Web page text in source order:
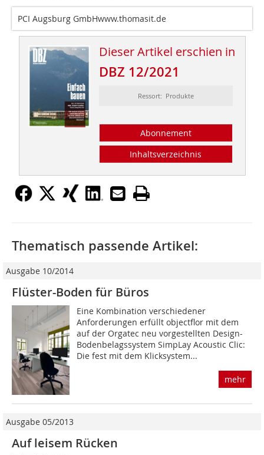
PCI Augsburg GmbHwww.thomasit.de
Dieser Artikel erschien in
DBZ 12/2021
Ressort: Produkte
Abonnement
Inhaltsverzeichnis
Thematisch passende Artikel:
Ausgabe 10/2014
Flüster-Boden für Büros
Eine Kombination verschiedener
Anforderungen erfüllt objectflor mit dem
auf der Orgatec neu vorgestellten Design-
Boden­belags­­system SimpLay Acoustic Clic:
Die fest mit dem Klicksystem...
mehr
Ausgabe 05/2013
Auf leisem Rücken